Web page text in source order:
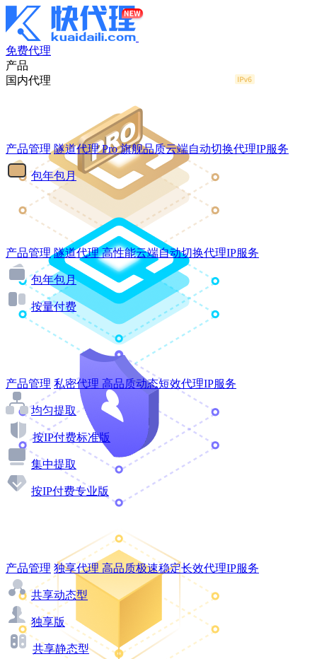
免费代理
产品
国内代理
产品管理 隧道代理Pro 旗舰品质云端自动切换代理IP服务
包年包月
产品管理 隧道代理 高性能云端自动切换代理IP服务
包年包月
按量付费
产品管理 私密代理 高品质动态短效代理IP服务
均匀提取
按IP付费标准版
集中提取
按IP付费专业版
产品管理 独享代理 高品质极速稳定长效代理IP服务
共享动态型
独享版
共享静态型